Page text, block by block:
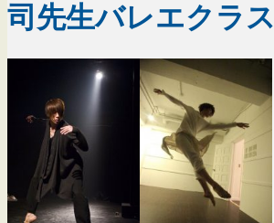
司先生バレエクラス